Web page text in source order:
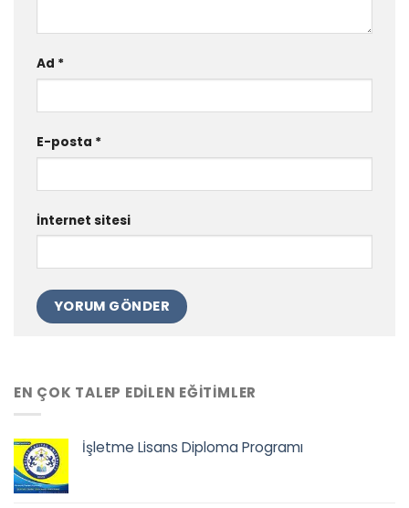
Ad *
E-posta *
İnternet sitesi
EN ÇOK TALEP EDILEN EĞITIMLER
İşletme Lisans Diploma Programı